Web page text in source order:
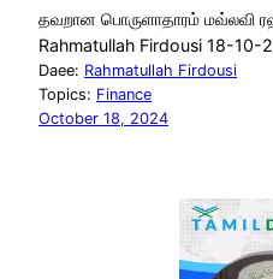
தவறான பொருளாதாரம் மவ்லவி
Rahmatullah Firdousi 18-10-
Daee: Rahmatullah Firdousi
Topics: Finance
October 18, 2024